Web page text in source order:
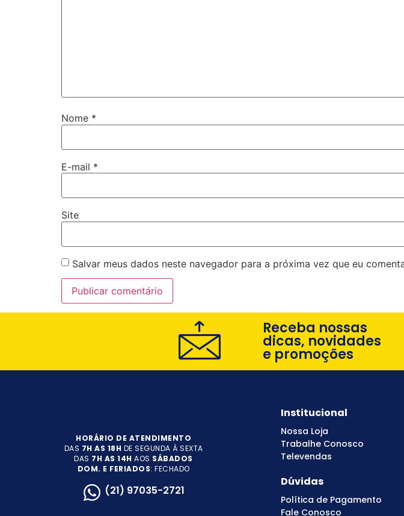
Nome *
E-mail *
Site
Salvar meus dados neste navegador para a próxima vez que eu
Receba nossas
dicas, novidades
e promoções
HORÁRIO DE ATENDIMENTO
DAS 7H AS 18H DE SEGUNDA À SEXTA
DAS 7H AS 14H AOS SÁBADOS
DOM. E FERIADOS: FECHADO
(21) 97035-2721
Institucional
Nossa Loja
Trabalhe Conosco
Televendas
Dúvidas
Política de Pagamento
Fale Conosco